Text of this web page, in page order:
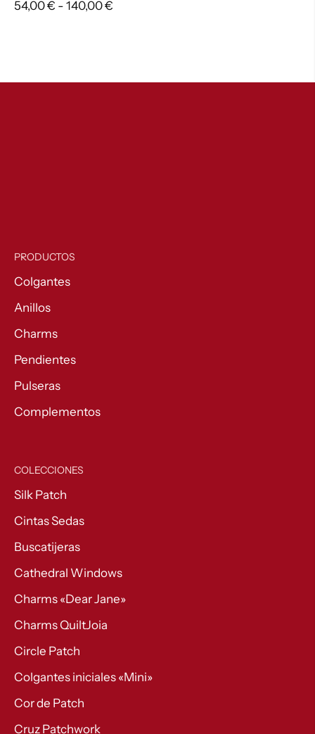
54,00€ - 140,00€
PRODUCTOS
Colgantes
Anillos
Charms
Pendientes
Pulseras
Complementos
COLECCIONES
Silk Patch
Cintas Sedas
Buscatijeras
Cathedral Windows
Charms «Dear Jane»
Charms QuiltJoia
Circle Patch
Colgantes iniciales «Mini»
Cor de Patch
Cruz Patchwork